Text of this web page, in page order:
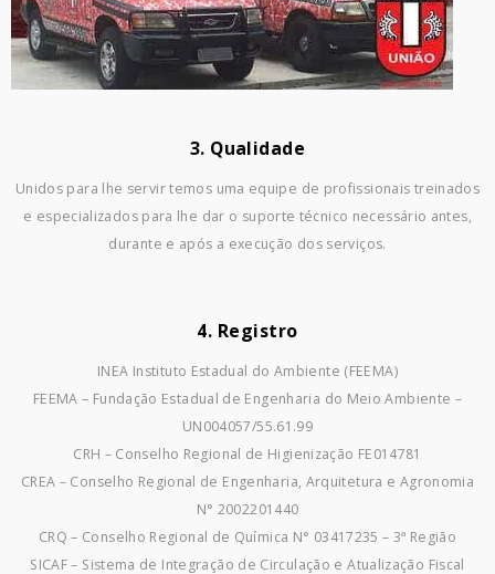
3. Qualidade
Unidos para lhe servir temos uma equipe de profissionais treinados
e especializados para lhe dar o suporte técnico necessário antes,
durante e após a execução dos serviços.
4. Registro
INEA Instituto Estadual do Ambiente (FEEMA)
FEEMA – Fundação Estadual de Engenharia do Meio Ambiente –
UN004057/55.61.99
CRH – Conselho Regional de Higienização FE014781
CREA – Conselho Regional de Engenharia, Arquitetura e Agronomia
N° 2002201440
CRQ – Conselho Regional de Química N° 03417235 – 3ª Região
SICAF – Sistema de Integração de Circulação e Atualização Fiscal